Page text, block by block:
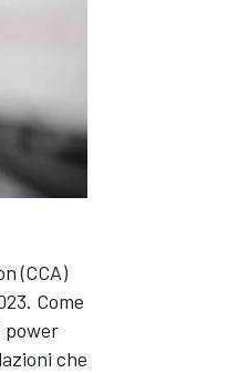
(CCA)
Come
power
che